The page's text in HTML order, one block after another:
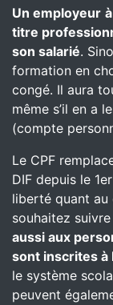
Un employeur
titre
son salarié.
formation en
congé. Il aura
même s’il en a
(compte
Le CPF
DIF depuis le
liberté quant
souhaitez
aussi aux
sont inscrites à
le système
peuvent